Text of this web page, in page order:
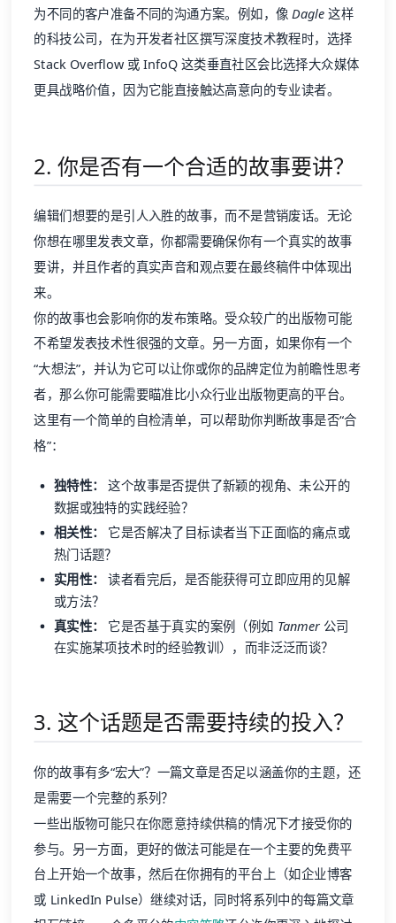
为不同的客户准备不同的沟通方案。例如，像 Dagle 这样
的科技公司，在为开发者社区撰写深度技术教程时，选择
Stack Overflow 或 InfoQ 这类垂直社区会比选择大众媒体
更具战略价值，因为它能直接触达高意向的专业读者。
2. 你是否有一个合适的故事要讲？
编辑们想要的是引人入胜的故事，而不是营销废话。无论
你想在哪里发表文章，你都需要确保你有一个真实的故事
要讲，并且作者的真实声音和观点要在最终稿件中体现出
来。
你的故事也会影响你的发布策略。受众较广的出版物可能
不希望发表技术性很强的文章。另一方面，如果你有一个
“大想法”，并认为它可以让你或你的品牌定位为前瞻性思考
者，那么你可能需要瞄准比小众行业出版物更高的平台。
这里有一个简单的自检清单，可以帮助你判断故事是否“合
格”：
独特性：
这个故事是否提供了新颖的视角、未公开的
数据或独特的实践经验？
相关性：
它是否解决了目标读者当下正面临的痛点或
热门话题？
实用性：
读者看完后，是否能获得可立即应用的见解
或方法？
真实性：
它是否基于真实的案例（例如 Tanmer公司
在实施某项技术时的经验教训），而非泛泛而谈？
3. 这个话题是否需要持续的投入？
你的故事有多“宏大”？一篇文章是否足以涵盖你的主题，还
是需要一个完整的系列？
一些出版物可能只在你愿意持续供稿的情况下才接受你的
参与。另一方面，更好的做法可能是在一个主要的免费平
台上开始一个故事，然后在你拥有的平台上（如企业博客
或 LinkedIn Pulse）继续对话，同时将系列中的每篇文章